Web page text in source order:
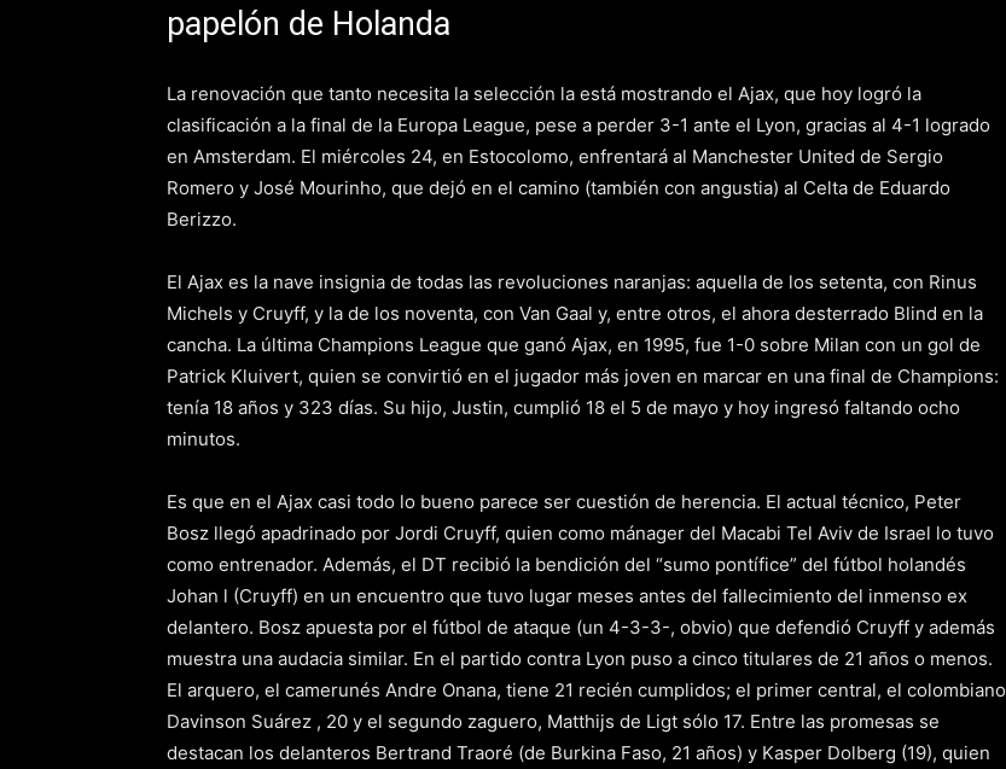
papelón de Holanda
La renovación que tanto necesita la selección la está mostrando el Ajax, que hoy logró la
clasificación a la final de la Europa League, pese a perder 3-1 ante el Lyon, gracias al 4-1 logrado
en Amsterdam. El miércoles 24, en Estocolomo, enfrentará al Manchester United de Sergio
Romero y José Mourinho, que dejó en el camino (también con angustia) al Celta de Eduardo
Berizzo.
El Ajax es la nave insignia de todas las revoluciones naranjas: aquella de los setenta, con Rinus
Michels y Cruyff, y la de los noventa, con Van Gaal y, entre otros, el ahora desterrado Blind en la
cancha. La última Champions League que ganó Ajax, en 1995, fue 1-0 sobre Milan con un gol de
Patrick Kluivert, quien se convirtió en el jugador más joven en marcar en una final de Champions:
tenía 18 años y 323 días. Su hijo, Justin, cumplió 18 el 5 de mayo y hoy ingresó faltando ocho
minutos.
Es que en el Ajax casi todo lo bueno parece ser cuestión de herencia. El actual técnico, Peter
Bosz llegó apadrinado por Jordi Cruyff, quien como mánager del Macabi Tel Aviv de Israel lo tuvo
como entrenador. Además, el DT recibió la bendición del “sumo pontífice” del fútbol holandés
Johan l (Cruyff) en un encuentro que tuvo lugar meses antes del fallecimiento del inmenso ex
delantero. Bosz apuesta por el fútbol de ataque (un 4-3-3-, obvio) que defendió Cruyff y además
muestra una audacia similar. En el partido contra Lyon puso a cinco titulares de 21 años o menos.
El arquero, el camerunés Andre Onana, tiene 21 recién cumplidos; el primer central, el colombiano
Davinson Suárez , 20 y el segundo zaguero, Matthijs de Ligt sólo 17. Entre las promesas se
destacan los delanteros Bertrand Traoré (de Burkina Faso, 21 años) y Kasper Dolberg (19), quien